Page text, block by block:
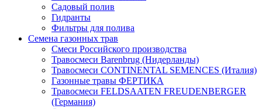
Садовый полив
Гидранты
Фильтры для полива
Семена газонных трав
Смеси Российского производства
Травосмеси Barenbrug (Нидерланды)
Травосмеси CONTINENTAL SEMENCES (Италия)
Газонные травы ФЕРТИКА
Травосмеси FELDSAATEN FREUDENBERGER
(Германия)